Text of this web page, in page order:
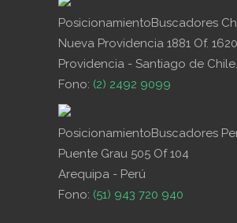
PosicionamientoBuscadores
Nueva Providencia 1881 Of. 1620
Providencia - Santiago de Chile.
Fono: (2) 2492 9099
PosicionamientoBuscadores
Puente Grau 505 Of 104
Arequipa - Perú
Fono: (51) 943 720 940